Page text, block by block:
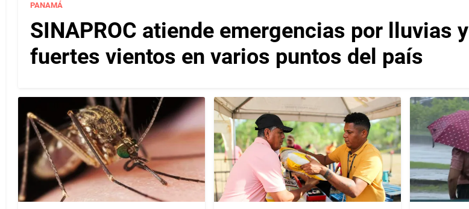
PANAMÁ
SINAPROC atiende emergencias por lluvias y
fuertes vientos en varios puntos del país